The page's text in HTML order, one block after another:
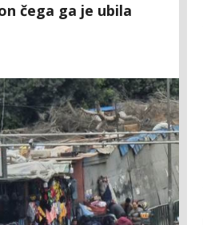
čega ga je ubila